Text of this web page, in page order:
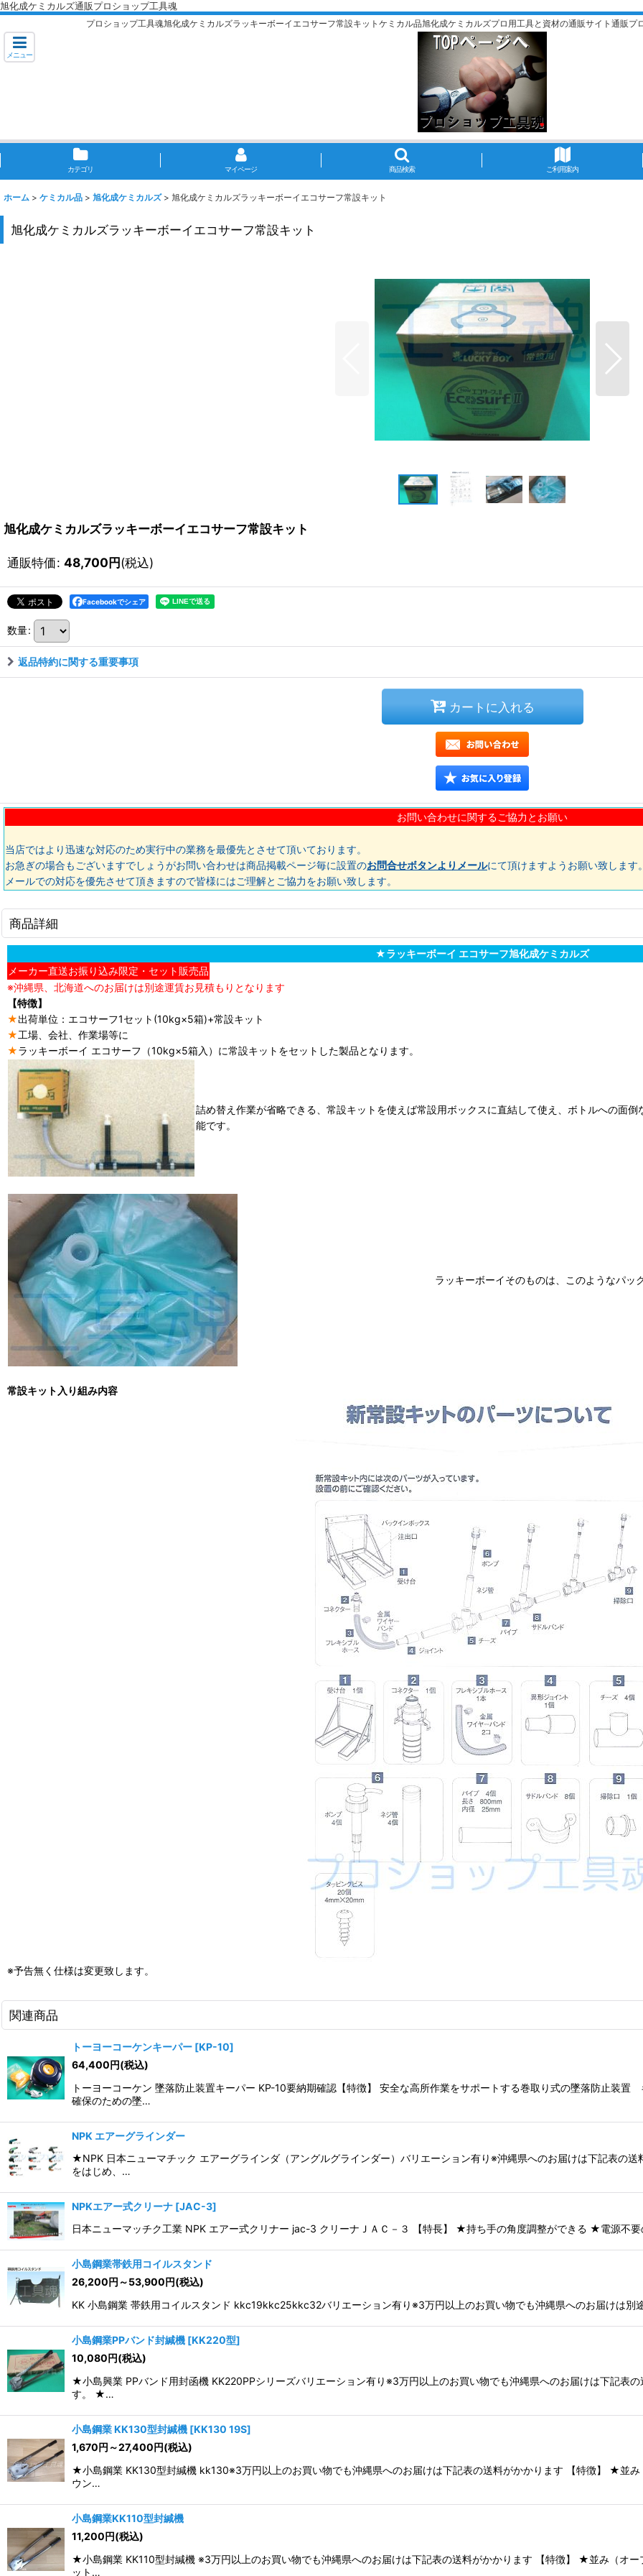
旭化成ケミカルズ通販プロショップ工具魂
プロショップ工具魂旭化成ケミカルズラッキーボーイエコサーフ常設キットケミカル品旭化成ケミカルズプロ用工具と資材の通販サイト通販
メニュー
カテゴリ マイページ 商品検索 ご利用案内
ホーム > ケミカル品 > 旭化成ケミカルズ > 旭化成ケミカルズラッキーボーイエコサーフ常設キット
旭化成ケミカルズラッキーボーイエコサーフ常設キット
旭化成ケミカルズラッキーボーイエコサーフ常設キット
通販特価: 48,700円(税込)
Facebookでシェア
数量:
返品特約に関する重要事項
カートに入れる
お問い合わせに関するご協力とお願い
当店ではより迅速な対応のため実行中の業務を最優先とさせて頂いております。
お急ぎの場合もございますでしょうがお問い合わせは商品掲載ページ毎に設置のお問合せボタンよりメールにて頂けますようお願い致します
メールでの対応を優先させて頂きますので皆様にはご理解とご協力をお願い致します。
商品詳細
★ラッキーボーイ エコサーフ旭化成ケミカルズ
メーカー直送お振り込み限定・セット販売品
※沖縄県、北海道へのお届けは別途運賃お見積もりとなります
【特徴】
★出荷単位：エコサーフ1セット(10kg×5箱)+常設キット
★工場、会社、作業場等に
★ラッキーボーイ エコサーフ（10kg×5箱入）に常設キットをセットした製品となります。
詰め替え作業が省略できる、常設キットを使えば常設用ボックスに直結して使え、ボトルへの面
能です。
ラッキーボーイそのものは、このようなパッ
常設キット入り組み内容
※予告無く仕様は変更致します。
関連商品
トーヨーコーケンキーパー [KP-10]
64,400円(税込)
トーヨーコーケン 墜落防止装置キーパー KP-10要納期確認【特徴】 安全な高所作業をサポートする巻取り式の墜落防止装
確保のための墜…
NPK エアーグラインダー
★NPK 日本ニューマチック エアーグラインダ（アングルグラインダー）バリエーション有り※沖縄県へのお届けは下記表の
をはじめ、…
NPKエアー式クリーナ [JAC-3]
日本ニューマッチク工業 NPK エアー式クリナー jac-3 クリーナＪＡＣ－３ 【特長】 ★持ち手の角度調整ができる ★電源
小島鋼業帯鉄用コイルスタンド
26,200円 ～53,900円(税込)
KK 小島鋼業 帯鉄用コイルスタンド kkc19kkc25kkc32バリエーション有り※3万円以上のお買い物でも沖縄県へのお届けは
小島鋼業PPバンド封緘機 [KK220型]
10,080円(税込)
★小島興業 PPバンド用封函機 KK220PPシリーズバリエーション有り※3万円以上のお買い物でも沖縄県へのお届けは下記表
す。 ★…
小島鋼業 KK130型封緘機 [KK130 19S]
1,670円 ～27,400円(税込)
★小島鋼業 KK130型封緘機 kk130※3万円以上のお買い物でも沖縄県へのお届けは下記表の送料がかかります 【特徴】 ★並
ウン…
小島鋼業KK110型封緘機
11,200円(税込)
★小島鋼業 KK110型封緘機 ※3万円以上のお買い物でも沖縄県へのお届けは下記表の送料がかかります 【特徴】 ★並み（オ
ット…